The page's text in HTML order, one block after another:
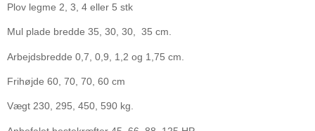
Plov legme 2, 3, 4 eller 5 stk
Mul plade bredde 35, 30, 30, 35 cm.
Arbejdsbredde 0,7, 0,9, 1,2 og 1,75 cm.
Frihøjde 60, 70, 70, 60 cm
Vægt 230, 295, 450, 590 kg.